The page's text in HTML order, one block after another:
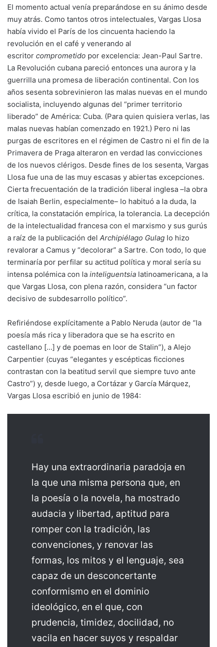
El momento actual venía preparándose en su ánimo desde
muy atrás. Como tantos otros intelectuales, Vargas Llosa
había vivido el París de los cincuenta haciendo la
revolución en el café y venerando al
escritor comprometido por excelencia: Jean-Paul Sartre.
La Revolución cubana pareció entonces una aurora y la
guerrilla una promesa de liberación continental. Con los
años sesenta sobrevinieron las malas nuevas en el mundo
socialista, incluyendo algunas del “primer territorio
liberado” de América: Cuba. (Para quien quisiera verlas, las
malas nuevas habían comenzado en 1921.) Pero ni las
purgas de escritores en el régimen de Castro ni el fin de la
Primavera de Praga alteraron en verdad las convicciones
de los nuevos clérigos. Desde fines de los sesenta, Vargas
Llosa fue una de las muy escasas y abiertas excepciones.
Cierta frecuentación de la tradición liberal inglesa –la obra
de Isaiah Berlin, especialmente– lo habituó a la duda, la
crítica, la constatación empírica, la tolerancia. La decepción
de la intelectualidad francesa con el marxismo y sus gurús
a raíz de la publicación del Archipiélago Gulag lo hizo
revalorar a Camus y “decolorar” a Sartre. Con todo, lo que
terminaría por perfilar su actitud política y moral sería su
intensa polémica con la inteliguentsia latinoamericana, a la
que Vargas Llosa, con plena razón, considera “un factor
decisivo de subdesarrollo político”.
Refiriéndose explícitamente a Pablo Neruda (autor de “la
poesía más rica y liberadora que se ha escrito en
castellano […] y de poemas en loor de Stalin”), a Alejo
Carpentier (cuyas “elegantes y escépticas ficciones
contrastan con la beatitud servil que siempre tuvo ante
Castro”) y, desde luego, a Cortázar y García Márquez,
Vargas Llosa escribió en junio de 1984:
Hay una extraordinaria paradoja en
la que una misma persona que, en
la poesía o la novela, ha mostrado
audacia y libertad, aptitud para
romper con la tradición, las
convenciones, y renovar las
formas, los mitos y el lenguaje, sea
capaz de un desconcertante
conformismo en el dominio
ideológico, en el que, con
prudencia, timidez, docilidad, no
vacila en hacer suyos y respaldar